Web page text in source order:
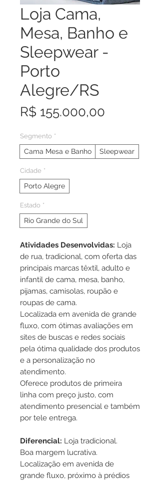
Loja Cama,
Mesa, Banho e
Sleepwear -
Porto
Alegre/RS
R$ 155.000,00
Segmento *
Cama Mesa e Banho Sleepwear
Cidade *
Porto Alegre
Estado *
Rio Grande do Sul
Atividades Desenvolvidas: Loja
de rua, tradicional, com oferta das
principais marcas têxtil, adulto e
infantil de cama, mesa, banho,
pijamas, camisolas, roupão e
roupas de cama.
Localizada em avenida de grande
fluxo, com ótimas avaliações em
sites de buscas e redes sociais
pela ótima qualidade dos produtos
e a personalização no
atendimento.
Oferece produtos de primeira
linha com preço justo, com
atendimento presencial e também
por tele entrega.
Diferencial: Loja tradicional.
Boa margem lucrativa.
Localização em avenida de
grande fluxo, próximo à prédios